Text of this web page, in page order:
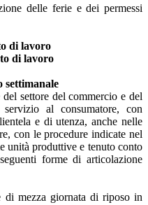
delle ferie e dei permessi
di lavoro
di lavoro
settimanale
settore del commercio e del
al consumatore, con
e di utenza, anche nelle
con le procedure indicate nel
unità produttive e tenuto conto
forme di articolazione
di mezza giornata di riposo in